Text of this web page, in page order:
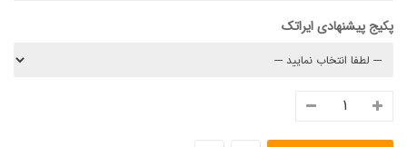
پکیج پیشنهادی ایراتک